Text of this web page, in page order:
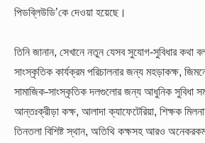
পিডব্লিউডি’কে দেওয়া হয়েছে।
তিনি জানান, সেখানে নতুন যেসব সুযোগ-সুবিধার কথা
সাংস্কৃতিক কার্যক্রম পরিচালনার জন্য মহড়াকক্ষ,
সামাজিক-সাংস্কৃতিক দলগুলোর জন্য আধুনিক সুবিধা
আন্তঃক্রীড়া কক্ষ, আলাদা ক্যাফেটেরিয়া, শিক্ষক
তিনতলা বিশিষ্ট স্থান, অতিথি কক্ষসহ আরও